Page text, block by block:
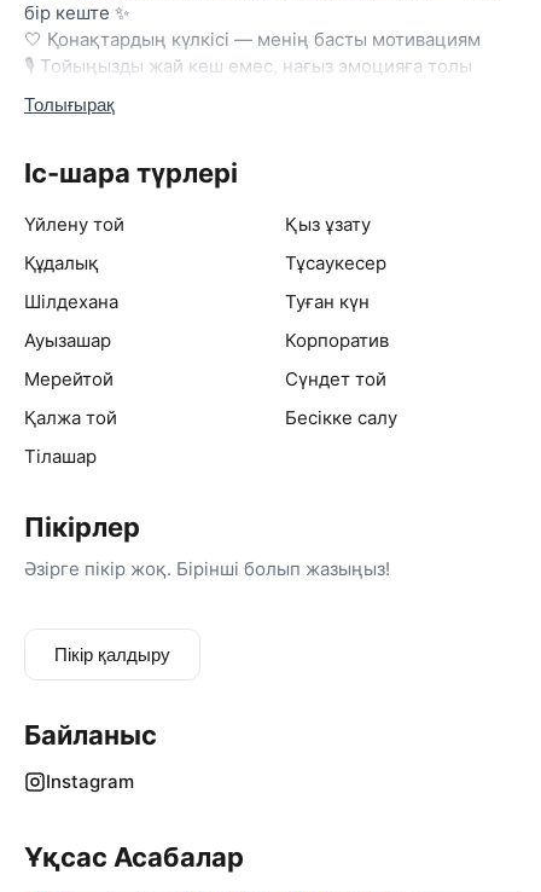
бір кеште ✨
🤍 Қонақтардың күлкісі — менің басты мотивациям
🎙️ Тойыңызды жай кеш емес, нағыз эмоцияға толы
шоуға айналдырамын 🔥
🥂 Әр қонаққа көңіл, әр сәтке ерекше vibe ✨
атмосфера
болады 🤍
🔥 Сіздің маңызды күніңіз — менің жауапкершілігім
🎶 Жылы атмосфера мен modern vibe арқылы
тойыңызды ерекше етемін 🥳
🤍 Elegant hosting & real emotions ✨
🎤 Әр кешке жан беремін, әр қонаққа көңіл бөлемін 🥂
🎶 Күлкіге толы кеш, би мен қуаныш, шынайы эмоция
— мінсіз тойдың формуласы 🔥
Толығырақ
Іс-шара түрлері
Үйлену той
Қыз ұзату
Құдалық
Тұсаукесер
Шілдехана
Туған күн
Ауызашар
Корпоратив
Мерейтой
Сүндет той
Қалжа той
Бесікке салу
Тілашар
Пікірлер
Әзірге пікір жоқ. Бірінші болып жазыңыз!
Пікір қалдыру
Байланыс
Instagram
Ұқсас Асабалар